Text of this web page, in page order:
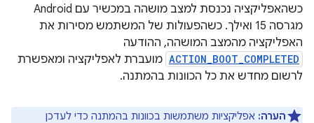
כשהאפליקציה נכנסת למצב מושהה במכשיר עם Android
מגרסה 15 ואילך. כשהפעולות של המשתמש מסירות את
האפליקציה מהמצב המושהה, ההודעה
ACTION_BOOT_COMPLETED מועברת לאפליקציה ומאפשרת
לרשום מחדש את כל הכוונות בהמתנה.
הערה: אפליקציות משתמשות בכוונות בהמתנה כדי לעדכן